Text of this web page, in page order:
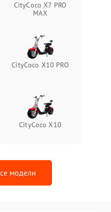
CityCoco X7 PRO
MAX
CityCoco X10 PRO
CityCoco X10
модели